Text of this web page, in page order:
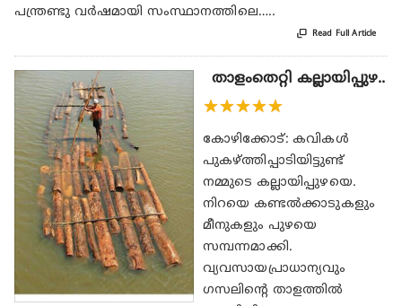
പന്ത്രണ്ടു വർഷമായി സംസ്ഥാനത്തിലെ…..
 Read Full Article
താളംതെറ്റി കല്ലായിപ്പുഴ..
★★★★★
കോഴിക്കോട്: കവികൾ
പുകഴ്ത്തിപ്പാടിയിട്ടുണ്ട്
നമ്മുടെ കല്ലായിപ്പുഴയെ.
നിറയെ കണ്ടൽക്കാടുകളും
മീനുകളും പുഴയെ
സമ്പന്നമാക്കി.
വ്യവസായപ്രാധാന്യവും
ഗസലിന്റെ താളത്തിൽ